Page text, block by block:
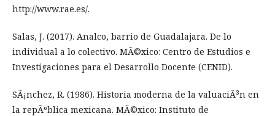
http://www.rae.es/.
Salas, J. (2017). Analco, barrio de Guadalajara. De lo
individual a lo colectivo. MÃ©xico: Centro de Estudios e
Investigaciones para el Desarrollo Docente (CENID).
SÃ¡nchez, R. (1986). Historia moderna de la valuaciÃ³n en
la repÃºblica mexicana. MÃ©xico: Instituto de